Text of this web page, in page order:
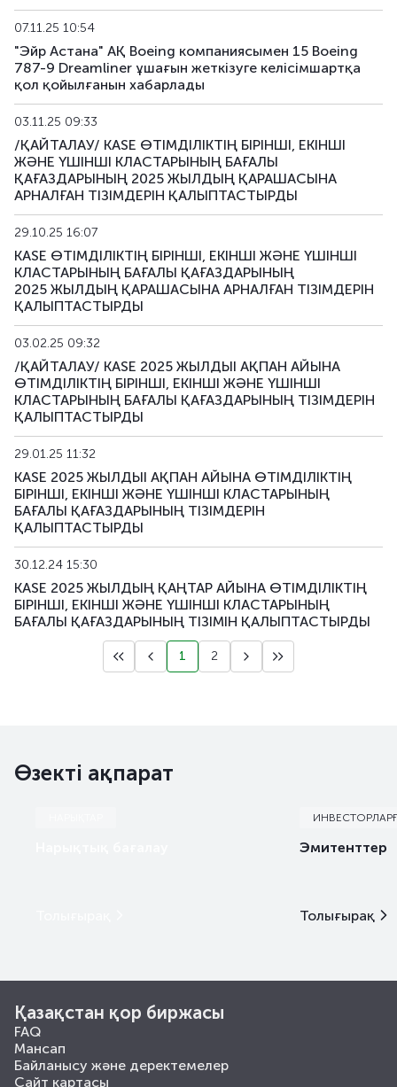
07.11.25 10:54
"Эйр Астана" АҚ Boeing компаниясымен 15 Boeing
787-9 Dreamliner ұшағын жеткізуге келісімшартқа
қол қойылғанын хабарлады
03.11.25 09:33
/ҚАЙТАЛАУ/ KASE ӨТІМДІЛІКТІҢ БІРІНШІ, ЕКІНШІ
ЖӘНЕ ҮШІНШІ КЛАСТАРЫНЫҢ БАҒАЛЫ
ҚАҒАЗДАРЫНЫҢ 2025 ЖЫЛДЫҢ ҚАРАШАСЫНА
АРНАЛҒАН ТІЗІМДЕРІН ҚАЛЫПТАСТЫРДЫ
29.10.25 16:07
KASE ӨТІМДІЛІКТІҢ БІРІНШІ, ЕКІНШІ ЖӘНЕ ҮШІНШІ
КЛАСТАРЫНЫҢ БАҒАЛЫ ҚАҒАЗДАРЫНЫҢ
2025 ЖЫЛДЫҢ ҚАРАШАСЫНА АРНАЛҒАН ТІЗІМДЕРІН
ҚАЛЫПТАСТЫРДЫ
03.02.25 09:32
/ҚАЙТАЛАУ/ KASE 2025 ЖЫЛДЫІ АҚПАН АЙЫНА
ӨТІМДІЛІКТІҢ БІРІНШІ, ЕКІНШІ ЖӘНЕ ҮШІНШІ
КЛАСТАРЫНЫҢ БАҒАЛЫ ҚАҒАЗДАРЫНЫҢ ТІЗІМДЕРІН
ҚАЛЫПТАСТЫРДЫ
29.01.25 11:32
KASE 2025 ЖЫЛДЫІ АҚПАН АЙЫНА ӨТІМДІЛІКТІҢ
БІРІНШІ, ЕКІНШІ ЖӘНЕ ҮШІНШІ КЛАСТАРЫНЫҢ
БАҒАЛЫ ҚАҒАЗДАРЫНЫҢ ТІЗІМДЕРІН
ҚАЛЫПТАСТЫРДЫ
30.12.24 15:30
KASE 2025 ЖЫЛДЫҢ ҚАҢТАР АЙЫНА ӨТІМДІЛІКТІҢ
БІРІНШІ, ЕКІНШІ ЖӘНЕ ҮШІНШІ КЛАСТАРЫНЫҢ
БАҒАЛЫ ҚАҒАЗДАРЫНЫҢ ТІЗІМІН ҚАЛЫПТАСТЫРДЫ
1 2
Өзекті ақпарат
Эмитенттер
Толығырақ
Қазақстан қор биржасы
FAQ
Мансап
Байланысу және деректемелер
Сайт картасы